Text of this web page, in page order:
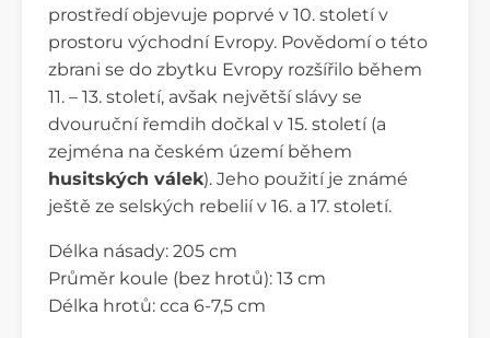
prostředí objevuje poprvé v 10. století v
prostoru východní Evropy. Povědomí o této
zbrani se do zbytku Evropy rozšířilo během
11. – 13. století, avšak největší slávy se
dvouruční řemdih dočkal v 15. století (a
zejména na českém území během
husitských válek). Jeho použití je známé
ještě ze selských rebelií v 16. a 17. století.
Délka násady: 205 cm
Průměr koule (bez hrotů): 13 cm
Délka hrotů: cca 6-7,5 cm